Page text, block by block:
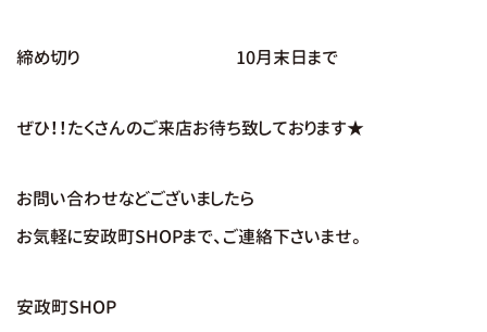
締め切り 10月末日まで
ぜひ！！たくさんのご来店お待ち致しております★
お問い合わせなどございましたら
お気軽に安政町SHOPまで、ご連絡下さいませ。
安政町SHOP